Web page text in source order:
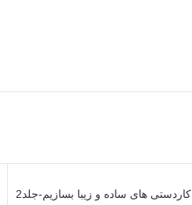
کاردستی های ساده و زیبا بسازیم-جلد2